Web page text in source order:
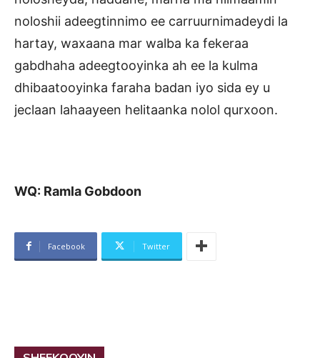
noloshii adeegtinnimo ee carruurnimadeydi la
hartay, waxaana mar walba ka fekeraa
gabdhaha adeegtooyinka ah ee la kulma
dhibaatooyinka faraha badan iyo sida ey u
jeclaan lahaayeen helitaanka nolol qurxoon.
WQ: Ramla Gobdoon
Facebook Twitter